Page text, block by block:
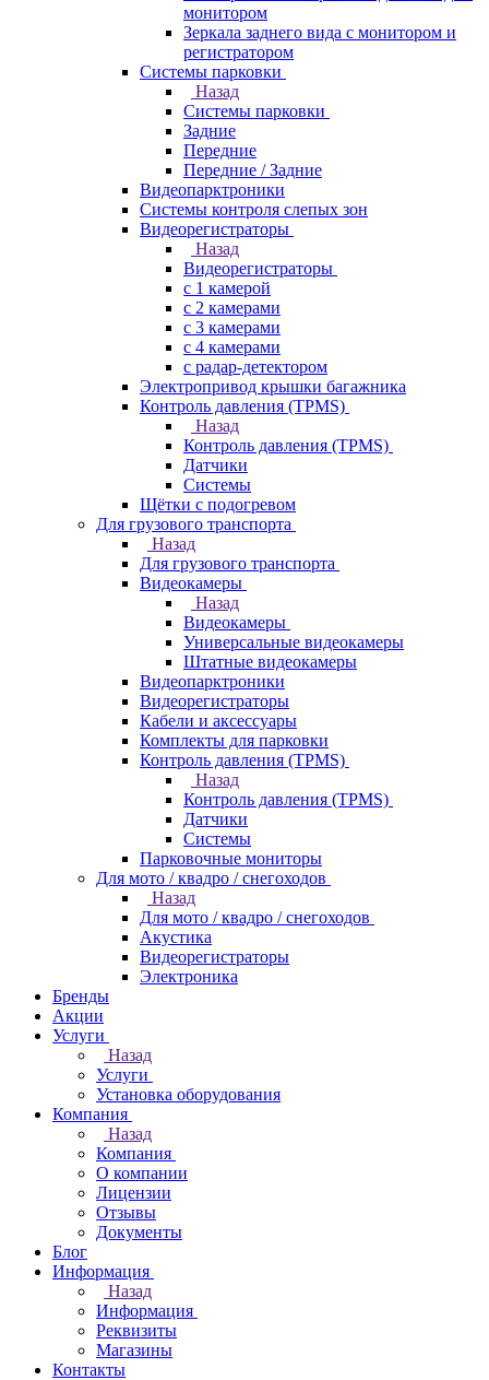
монитором
Зеркала заднего вида с монитором и
регистратором
Системы парковки
Назад
Системы парковки
Задние
Передние
Передние / Задние
Видеопарктроники
Системы контроля слепых зон
Видеорегистраторы
Назад
Видеорегистраторы
с 1 камерой
с 2 камерами
с 3 камерами
с 4 камерами
с радар-детектором
Электропривод крышки багажника
Контроль давления (TPMS)
Назад
Контроль давления (TPMS)
Датчики
Системы
Щётки с подогревом
Для грузового транспорта
Назад
Для грузового транспорта
Видеокамеры
Назад
Видеокамеры
Универсальные видеокамеры
Штатные видеокамеры
Видеопарктроники
Видеорегистраторы
Кабели и аксессуары
Комплекты для парковки
Контроль давления (TPMS)
Назад
Контроль давления (TPMS)
Датчики
Системы
Парковочные мониторы
Для мото / квадро / снегоходов
Назад
Для мото / квадро / снегоходов
Акустика
Видеорегистраторы
Электроника
Бренды
Акции
Услуги
Назад
Услуги
Установка оборудования
Компания
Назад
Компания
О компании
Лицензии
Отзывы
Документы
Блог
Информация
Назад
Информация
Реквизиты
Магазины
Контакты